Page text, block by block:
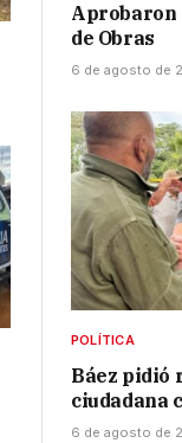
Aprobaron
de Obras
6 de agosto de
POLÍTICA
Báez pidió
ciudadana
6 de agosto de